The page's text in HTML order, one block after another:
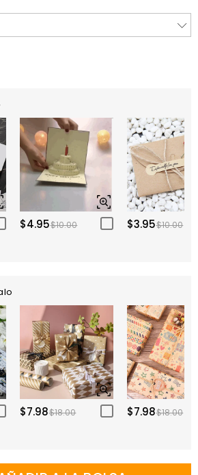
$4.95$10.00 $3.95$10.00
$7.98$18.00 $7.98$18.00